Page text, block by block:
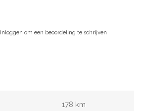
Inloggen om een beoordeling te schrijven
178 km